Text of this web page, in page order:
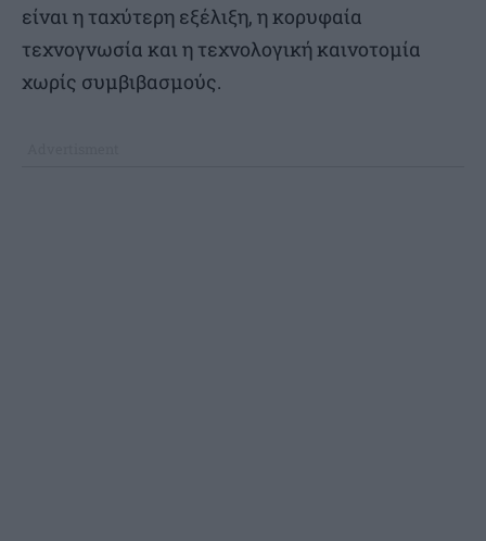
είναι η ταχύτερη εξέλιξη, η κορυφαία
τεχνογνωσία και η τεχνολογική καινοτομία
χωρίς συμβιβασμούς.